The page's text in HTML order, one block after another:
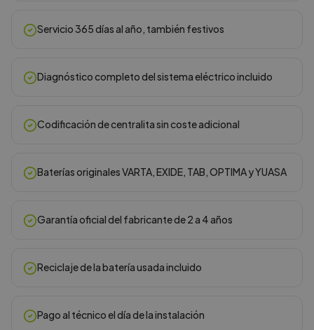
Servicio 365 días al año, también festivos
Diagnóstico completo del sistema eléctrico incluido
Codificación de centralita sin coste adicional
Baterías originales VARTA, EXIDE, TAB, OPTIMA y YUASA
Garantía oficial del fabricante de 2 a 4 años
Reciclaje de la batería usada incluido
Pago al técnico el día de la instalación